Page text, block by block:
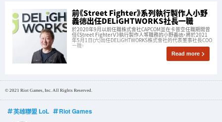
前《Street Fighter》系列執行製作人小野
義徳出任DELiGHTWORKS社長一職
於2020年9月以前任職株式會社CAPCOM並在卡普空任職期間曾
任《Street FighterＶ》執行製作人等職務的小野義徳，將於2021
年5月1日(六)出任DELiGHTWORKS株式會社的代表董事社長COO
一職。
Read more
© 2021 Riot Games, Inc. All Rights Reserved.
英雄聯盟 LoL Riot Games